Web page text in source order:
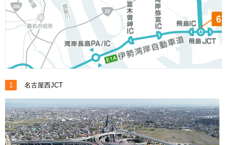
1 名古屋西JCT